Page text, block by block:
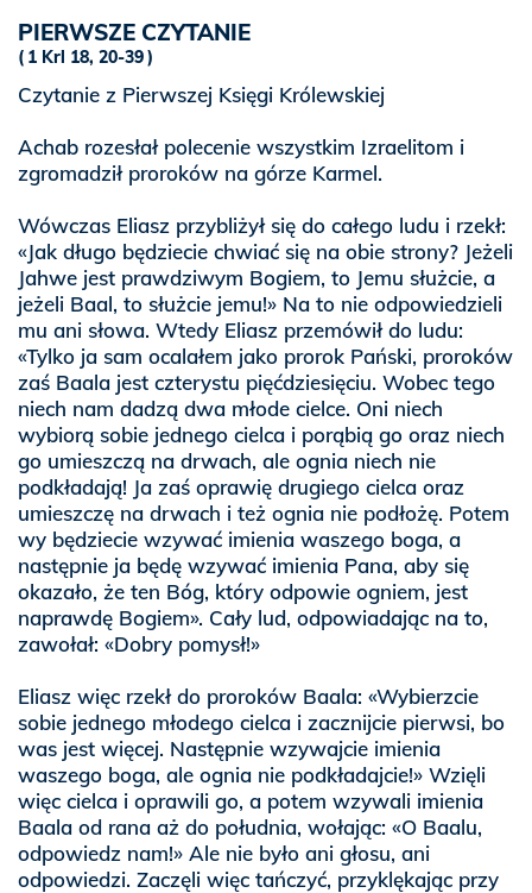
PIERWSZE CZYTANIE
1 Krl 18, 20-39
Czytanie z Pierwszej Księgi Królewskiej
Achab rozesłał polecenie wszystkim Izraelitom i
zgromadził proroków na górze Karmel.
Wówczas Eliasz przybliżył się do całego ludu i rzekł:
«Jak długo będziecie chwiać się na obie strony? Jeżeli
Jahwe jest prawdziwym Bogiem, to Jemu służcie, a
jeżeli Baal, to służcie jemu!» Na to nie odpowiedzieli
mu ani słowa. Wtedy Eliasz przemówił do ludu:
«Tylko ja sam ocalałem jako prorok Pański, proroków
zaś Baala jest czterystu pięćdziesięciu. Wobec tego
niech nam dadzą dwa młode cielce. Oni niech
wybiorą sobie jednego cielca i porąbią go oraz niech
go umieszczą na drwach, ale ognia niech nie
podkładają! Ja zaś oprawię drugiego cielca oraz
umieszczę na drwach i też ognia nie podłożę. Potem
wy będziecie wzywać imienia waszego boga, a
następnie ja będę wzywać imienia Pana, aby się
okazało, że ten Bóg, który odpowie ogniem, jest
naprawdę Bogiem». Cały lud, odpowiadając na to,
zawołał: «Dobry pomysł!»
Eliasz więc rzekł do proroków Baala: «Wybierzcie
sobie jednego młodego cielca i zacznijcie pierwsi, bo
was jest więcej. Następnie wzywajcie imienia
waszego boga, ale ognia nie podkładajcie!» Wzięli
więc cielca i oprawili go, a potem wzywali imienia
Baala od rana aż do południa, wołając: «O Baalu,
odpowiedz nam!» Ale nie było ani głosu, ani
odpowiedzi. Zaczęli więc tańczyć, przyklękając przy